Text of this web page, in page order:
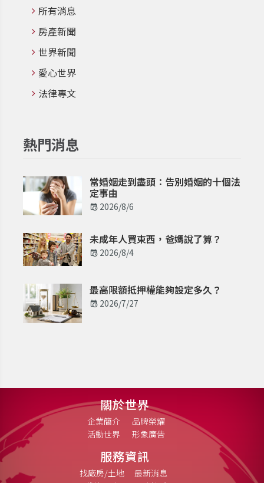
所有消息
房產新聞
世界新聞
愛心世界
法律專文
熱門消息
當婚姻走到盡頭：告別婚姻的十個法
定事由
2026/8/6
未成年人買東西，爸媽說了算？
2026/8/4
最高限額抵押權能夠設定多久？
2026/7/27
關於世界
企業簡介
品牌榮耀
活動世界
形象廣告
服務資訊
找廠房/土地
最新消息